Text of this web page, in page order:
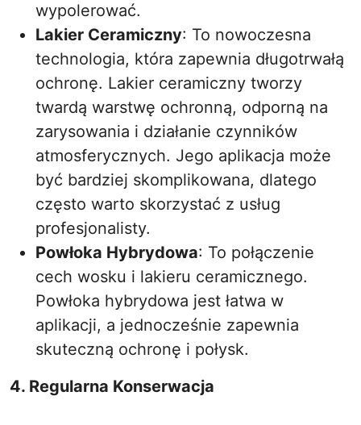
wypolerować.
Lakier Ceramiczny: To nowoczesna
technologia, która zapewnia długotrwałą
ochronę. Lakier ceramiczny tworzy
twardą warstwę ochronną, odporną na
zarysowania i działanie czynników
atmosferycznych. Jego aplikacja może
być bardziej skomplikowana, dlatego
często warto skorzystać z usług
profesjonalisty.
Powłoka Hybrydowa: To połączenie
cech wosku i lakieru ceramicznego.
Powłoka hybrydowa jest łatwa w
aplikacji, a jednocześnie zapewnia
skuteczną ochronę i połysk.
4. Regularna Konserwacja